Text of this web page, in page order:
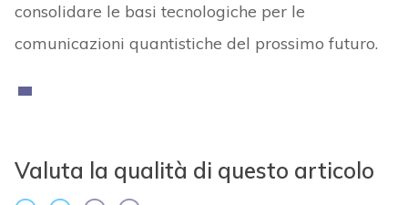
consolidare le basi tecnologiche per le
comunicazioni quantistiche del prossimo futuro.
Valuta la qualità di questo articolo